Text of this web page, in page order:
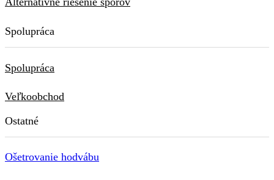
Spolupráca
Spolupráca
Veľkoobchod
Ostatné
Ošetrovanie hodvábu